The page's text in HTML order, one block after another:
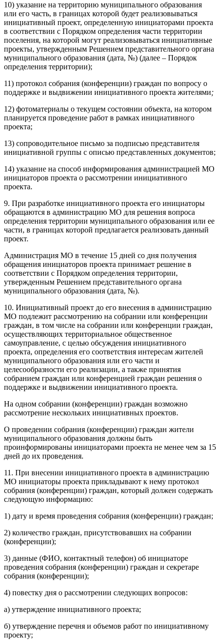
10) указание на территорию муниципального образования
или его часть, в границах которой будет реализовываться
инициативный проект, определенную инициаторами проекта
в соответствии с Порядком определения части территории
поселения, на которой могут реализовываться инициативные
проекты, утвержденным Решением представительного органа
муниципального образования (дата, №) (далее – Порядок
определения территории);
11) протокол собрания (конференции) граждан по вопросу о
поддержке и выдвижении инициативного проекта жителями;
12) фотоматериалы о текущем состоянии объекта, на котором
планируется проведение работ в рамках инициативного
проекта;
13) сопроводительное письмо за подписью представителя
инициативной группы с описью представленных документов;
14) указание на способ информирования администрацией МО
инициаторов проекта о рассмотрении инициативного
проекта.
9. При разработке инициативного проекта его инициаторы
обращаются в администрацию МО для решения вопроса
определения территории муниципального образования или ее
части, в границах которой предлагается реализовать данный
проект.
Администрация МО в течение 15 дней со дня получения
обращения инициаторов проекта принимает решение в
соответствии с Порядком определения территории,
утвержденным Решением представительного органа
муниципального образования (дата, №).
10. Инициативный проект до его внесения в администрацию
МО подлежит рассмотрению на собрании или конференции
граждан, в том числе на собрании или конференции граждан,
осуществляющих территориальное общественное
самоуправление, с целью обсуждения инициативного
проекта, определения его соответствия интересам жителей
муниципального образования или его части и
целесообразности его реализации, а также принятия
собранием граждан или конференцией граждан решения о
поддержке и выдвижении инициативного проекта.
На одном собрании (конференции) граждан возможно
рассмотрение нескольких инициативных проектов.
О проведении собрания (конференции) граждан жители
муниципального образования должны быть
проинформированы инициаторами проекта не менее чем за 15
дней до их проведения.
11. При внесении инициативного проекта в администрацию
МО инициаторы проекта прикладывают к нему протокол
собрания (конференции) граждан, который должен содержать
следующую информацию:
1) дату и время проведения собрания (конференции) граждан;
2) количество граждан, присутствовавших на собрании
(конференции);
3) данные (ФИО, контактный телефон) об инициаторе
проведения собрания (конференции) граждан и секретаре
собрания (конференции);
4) повестку дня о рассмотрении следующих вопросов:
а) утверждение инициативного проекта;
б) утверждение перечня и объемов работ по инициативному
проекту;